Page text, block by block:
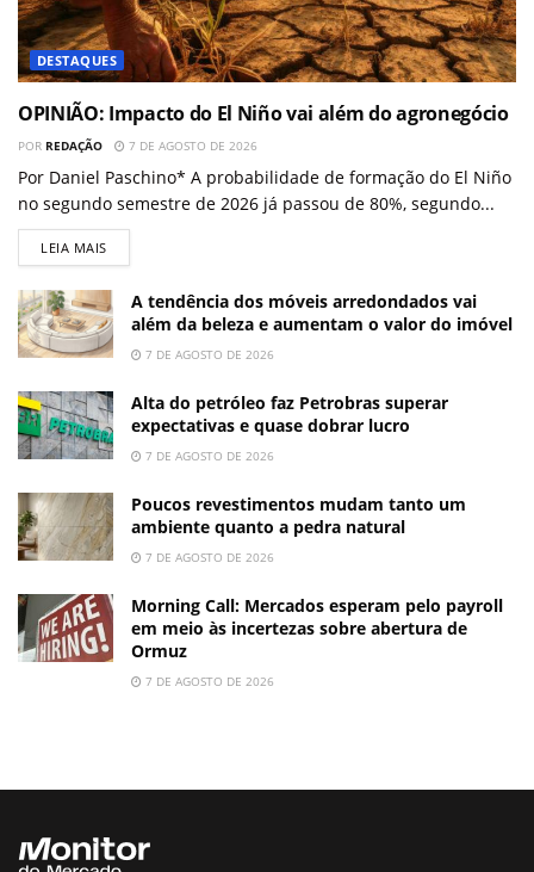
DESTAQUES
OPINIÃO: Impacto do El Niño vai além do agronegócio
POR REDAÇÃO 7 DE AGOSTO DE 2026
Por Daniel Paschino* A probabilidade de formação do El Niño
no segundo semestre de 2026 já passou de 80%, segundo...
LEIA MAIS
A tendência dos móveis arredondados vai
além da beleza e aumentam o valor do imóvel
7 DE AGOSTO DE 2026
Alta do petróleo faz Petrobras superar
expectativas e quase dobrar lucro
7 DE AGOSTO DE 2026
Poucos revestimentos mudam tanto um
ambiente quanto a pedra natural
7 DE AGOSTO DE 2026
Morning Call: Mercados esperam pelo payroll
em meio às incertezas sobre abertura de
Ormuz
7 DE AGOSTO DE 2026